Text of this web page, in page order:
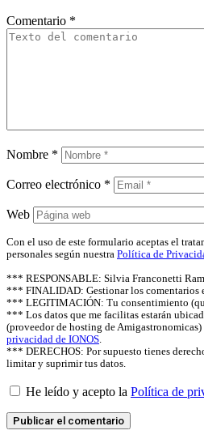
Comentario *
Nombre *
Correo electrónico *
Web
Con el uso de este formulario aceptas el
personales según nuestra Política de
*** RESPONSABLE: Silvia Franconetti
*** FINALIDAD: Gestionar los comentarios
*** LEGITIMACIÓN: Tu consentimiento
*** Los datos que me facilitas estarán
(proveedor de hosting de
privacidad de IONOS.
*** DERECHOS: Por supuesto tienes
limitar y suprimir tus datos.
He leído y acepto la Política de